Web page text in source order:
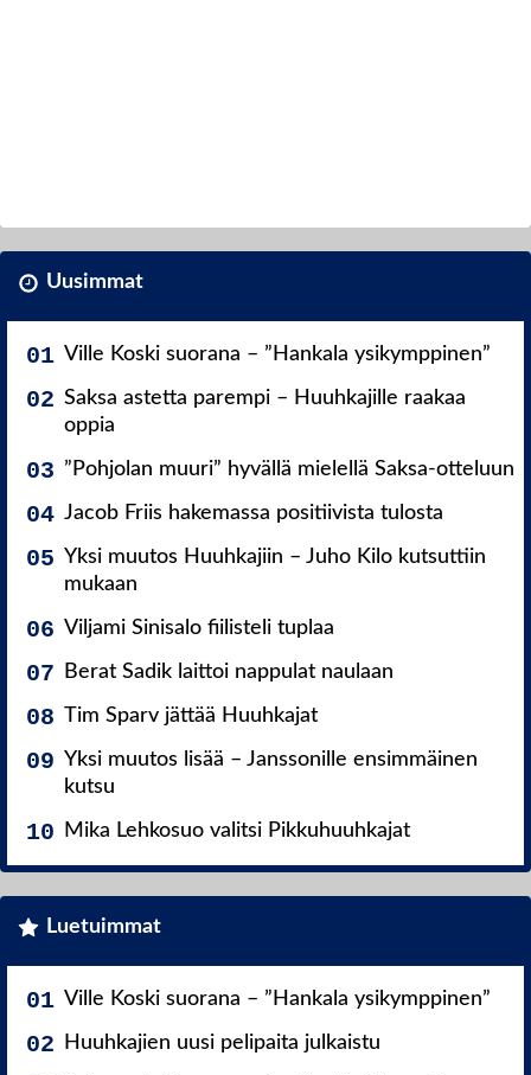
Uusimmat
Ville Koski suorana – ”Hankala ysikymppinen”
Saksa astetta parempi – Huuhkajille raakaa
oppia
”Pohjolan muuri” hyvällä mielellä Saksa-otteluun
Jacob Friis hakemassa positiivista tulosta
Yksi muutos Huuhkajiin – Juho Kilo kutsuttiin
mukaan
Viljami Sinisalo fiilisteli tuplaa
Berat Sadik laittoi nappulat naulaan
Tim Sparv jättää Huuhkajat
Yksi muutos lisää – Janssonille ensimmäinen
kutsu
Mika Lehkosuo valitsi Pikkuhuuhkajat
Luetuimmat
Ville Koski suorana – ”Hankala ysikymppinen”
Huuhkajien uusi pelipaita julkaistu